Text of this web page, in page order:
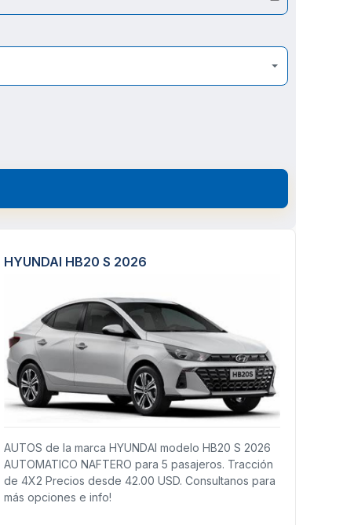
HYUNDAI HB20 S 2026
AUTOS de la marca HYUNDAI modelo HB20 S 2026
AUTOMATICO NAFTERO para 5 pasajeros. Tracción
de 4X2 Precios desde 42.00 USD. Consultanos para
más opciones e info!